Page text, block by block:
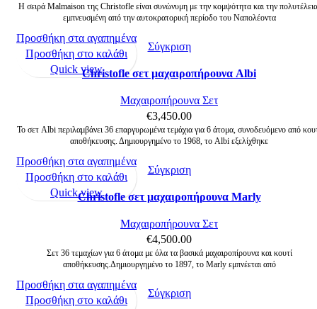
Η σειρά Malmaison της Christofle είναι συνώνυμη με την κομψότητα και την
εμπνευσμένη από την αυτοκρατορική περίοδο του Ναπολέοντα
Σύγκριση
Christofle σετ μαχαιροπήρουνα Albi
Μαχαιροπήρουνα Σετ
€3,450.00
Το σετ Albi περιλαμβάνει 36 επαργυρωμένα τεμάχια για 6 άτομα, συνοδευόμενο από
αποθήκευσης. Δημιουργημένο το 1968, το Albi εξελίχθηκε
Προσθήκη στα αγαπημένα
Προσθήκη στο καλάθι
Quick view
Σύγκριση
Christofle σετ μαχαιροπήρουνα Marly
Μαχαιροπήρουνα Σετ
€4,500.00
Σετ 36 τεμαχίων για 6 άτομα με όλα τα βασικά μαχαιροπίρουνα και κουτί
αποθήκευσης.Δημιουργημένο το 1897, το Marly εμπνέεται από
Προσθήκη στα αγαπημένα
Προσθήκη στο καλάθι
Quick view
Σύγκριση
Προσθήκη στα αγαπημένα
Προσθήκη στο καλάθι